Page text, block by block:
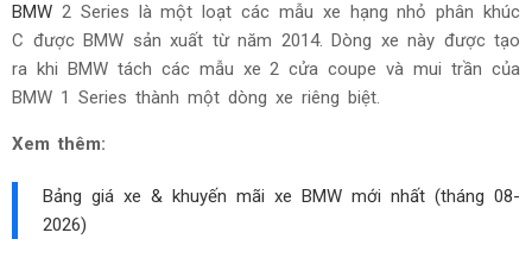
BMW 2 Series là một loạt các mẫu xe hạng nhỏ phân khúc
C được BMW sản xuất từ năm 2014. Dòng xe này được tạo
ra khi BMW tách các mẫu xe 2 cửa coupe và mui trần của
BMW 1 Series thành một dòng xe riêng biệt.
Xem thêm:
Bảng giá xe & khuyến mãi xe BMW mới nhất (tháng 08-
2026)